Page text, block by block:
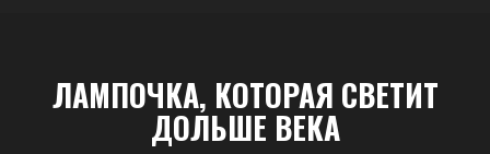
ЛАМПОЧКА, КОТОРАЯ СВЕТИТ
ДОЛЬШЕ ВЕКА